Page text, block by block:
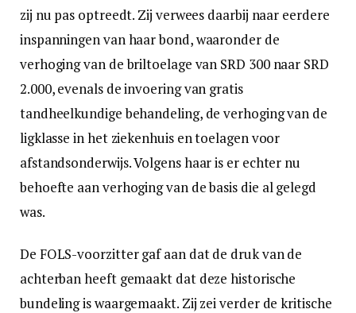
zij nu pas optreedt. Zij verwees daarbij naar eerdere
inspanningen van haar bond, waaronder de
verhoging van de briltoelage van SRD 300 naar SRD
2.000, evenals de invoering van gratis
tandheelkundige behandeling, de verhoging van de
ligklasse in het ziekenhuis en toelagen voor
afstandsonderwijs. Volgens haar is er echter nu
behoefte aan verhoging van de basis die al gelegd
was.
De FOLS-voorzitter gaf aan dat de druk van de
achterban heeft gemaakt dat deze historische
bundeling is waargemaakt. Zij zei verder de kritische